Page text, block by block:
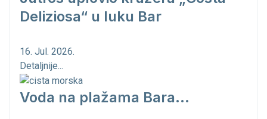
Deliziosa“ u luku Bar
16. Jul. 2026.
Detaljnije...
Voda na plažama Bara...